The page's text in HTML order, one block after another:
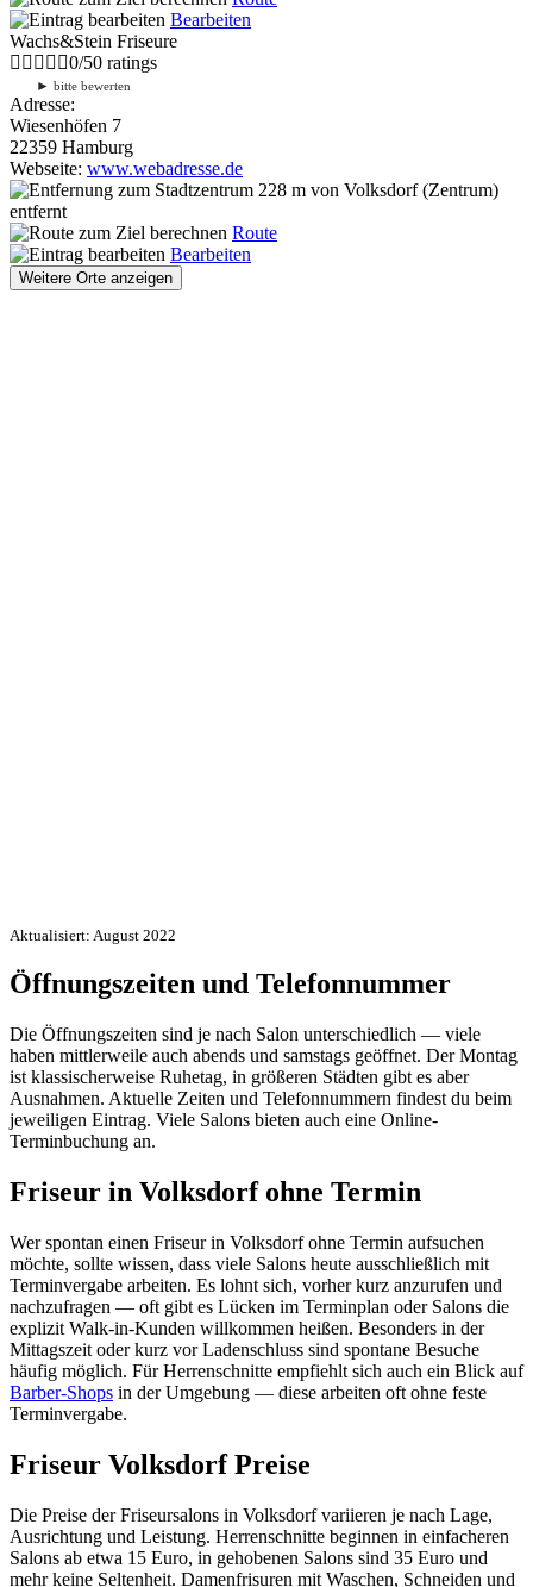
Bearbeiten
Wachs&Stein Friseure
0/50 ratings
► bitte bewerten
Adresse:
Wiesenhöfen 7
22359 Hamburg
Webseite: www.webadresse.de
228 m von Volksdorf (Zentrum)
entfernt
Route
Bearbeiten
Weitere Orte anzeigen
Aktualisiert: August 2022
Öffnungszeiten und Telefonnummer
Die Öffnungszeiten sind je nach Salon unterschiedlich — viele
haben mittlerweile auch abends und samstags geöffnet. Der Montag
ist klassischerweise Ruhetag, in größeren Städten gibt es aber
Ausnahmen. Aktuelle Zeiten und Telefonnummern findest du beim
jeweiligen Eintrag. Viele Salons bieten auch eine Online-
Terminbuchung an.
Friseur in Volksdorf ohne Termin
Wer spontan einen Friseur in Volksdorf ohne Termin aufsuchen
möchte, sollte wissen, dass viele Salons heute ausschließlich mit
Terminvergabe arbeiten. Es lohnt sich, vorher kurz anzurufen und
nachzufragen — oft gibt es Lücken im Terminplan oder Salons die
explizit Walk-in-Kunden willkommen heißen. Besonders in der
Mittagszeit oder kurz vor Ladenschluss sind spontane Besuche
häufig möglich. Für Herrenschnitte empfiehlt sich auch ein Blick auf
Barber-Shops in der Umgebung — diese arbeiten oft ohne feste
Terminvergabe.
Friseur Volksdorf Preise
Die Preise der Friseursalons in Volksdorf variieren je nach Lage,
Ausrichtung und Leistung. Herrenschnitte beginnen in einfacheren
Salons ab etwa 15 Euro, in gehobenen Salons sind 35 Euro und
mehr keine Seltenheit. Damenfrisuren mit Waschen, Schneiden und